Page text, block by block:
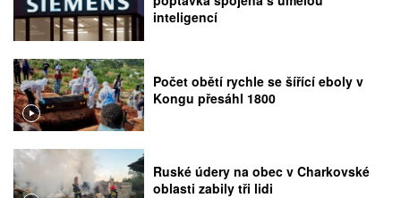
inteligencí
Počet obětí rychle se šířící eboly v
Kongu přesáhl 1800
Ruské údery na obec v Charkovské
oblasti zabily tři lidi